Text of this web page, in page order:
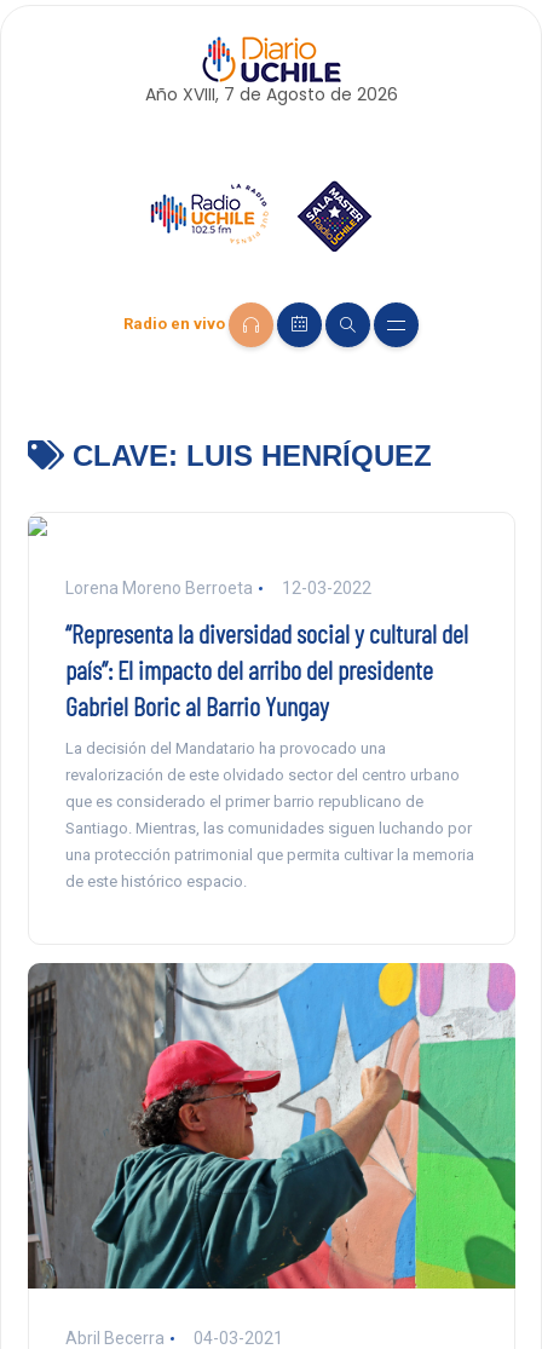
Año XVIII, 7 de Agosto de 2026
Radio en vivo
CLAVE: LUIS HENRÍQUEZ
Lorena Moreno Berroeta 12-03-2022
“Representa la diversidad social y cultural del
país”: El impacto del arribo del presidente
Gabriel Boric al Barrio Yungay
La decisión del Mandatario ha provocado una
revalorización de este olvidado sector del centro urbano
que es considerado el primer barrio republicano de
Santiago. Mientras, las comunidades siguen luchando por
una protección patrimonial que permita cultivar la memoria
de este histórico espacio.
Abril Becerra 04-03-2021